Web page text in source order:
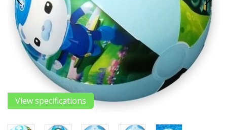
View specifications